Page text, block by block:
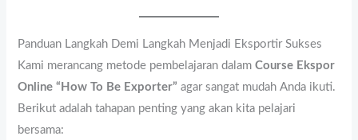
Panduan Langkah Demi Langkah Menjadi Eksportir Sukses
Kami merancang metode pembelajaran dalamCourse Ekspor
Online “How To Be Exporter” agar sangat mudah Anda ikuti.
Berikut adalah tahapan penting yang akan kita pelajari
bersama: